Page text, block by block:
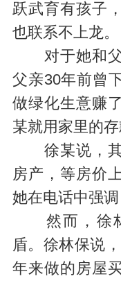
跃武育有孩子
也联系不上龙。
对于她和父
父亲30年前曾
做绿化生意赚
某就用家里的存
徐某说，其
房产，等房价
她在电话中强调
然而，徐林
盾。徐林保说
年来做的房屋